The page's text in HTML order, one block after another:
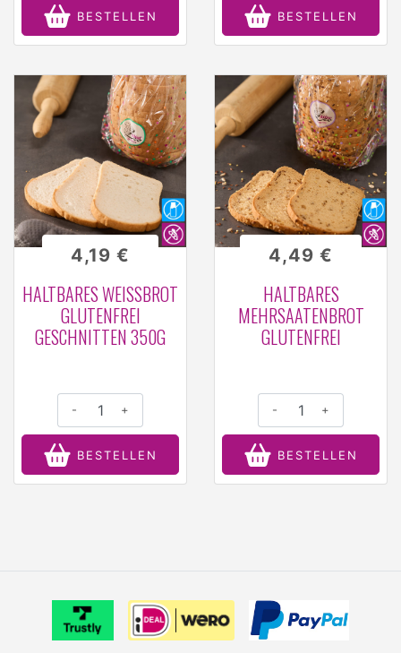
BESTELLEN BESTELLEN
HALTBARES WEISSBROT G
LUTENFREI G
ESCHNITTEN 350G
4,19 €
- +
BESTELLEN
HALTBARES
MEHRSAATENBROT
GLUTENFREI
4,49 €
- +
BESTELLEN